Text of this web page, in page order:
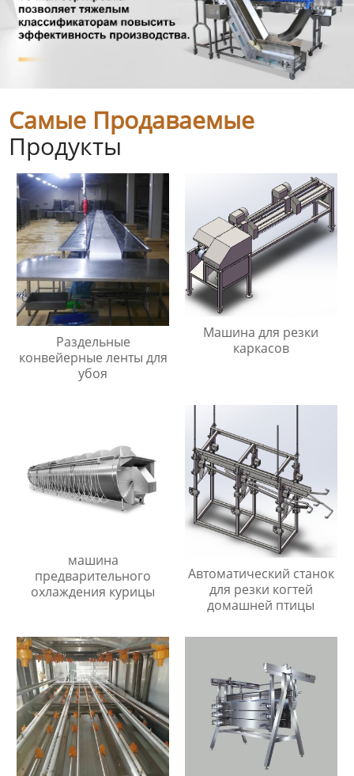
Самые Продаваемые
Продукты
Раздельные
конвейерные ленты для
убоя
Машина для резки
каркасов
машина
предварительного
охлаждения курицы
Автоматический станок
для резки когтей
домашней птицы